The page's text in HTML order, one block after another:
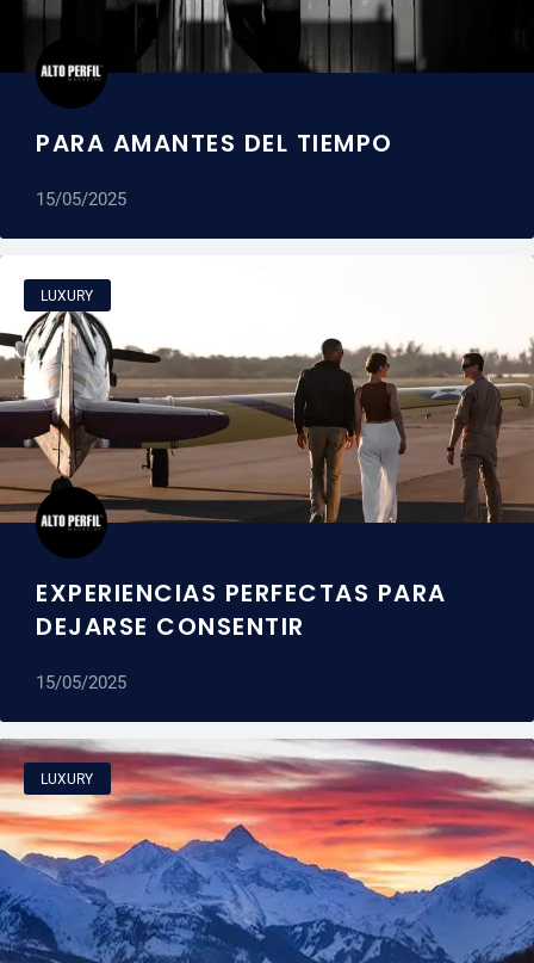
PARA AMANTES DEL TIEMPO
15/05/2025
LUXURY
EXPERIENCIAS PERFECTAS PARA
DEJARSE CONSENTIR
15/05/2025
LUXURY